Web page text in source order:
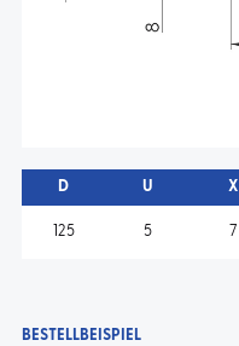
D U X
125 5 7
BESTELLBEISPIEL